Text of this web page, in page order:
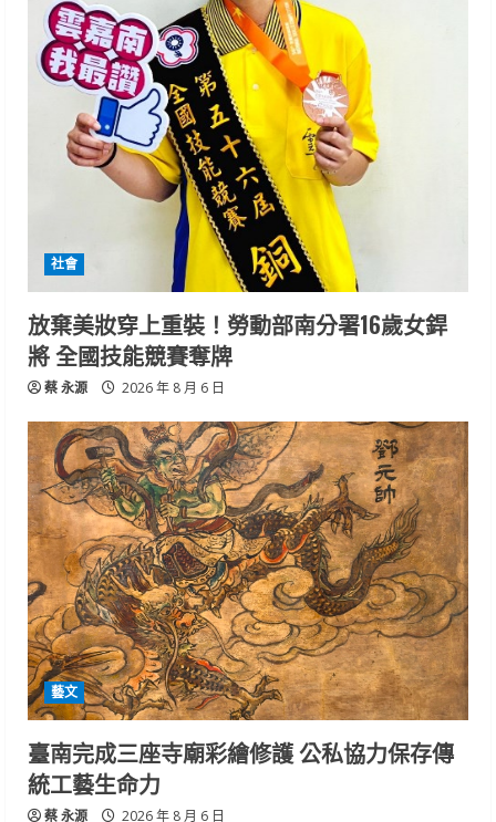
社會
放棄美妝穿上重裝！勞動部南分署16歲女銲
將 全國技能競賽奪牌
蔡 永源 2026 年 8 月 6 日
藝文
臺南完成三座寺廟彩繪修護 公私協力保存傳
統工藝生命力
蔡 永源 2026 年 8 月 6 日